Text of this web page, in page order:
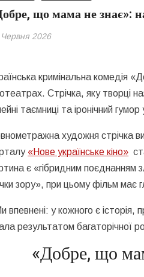
що мама не знає»:
Червня 2026
кримінальна комедія
Стрічка, яку творці
таємниці та іронічний
художня стрічка
«Нове українське кіно»
є «гібридним поєднанням
зору», при цьому фільм має
впевнені: у кожного є
результатом багаторічної
«Добре, що